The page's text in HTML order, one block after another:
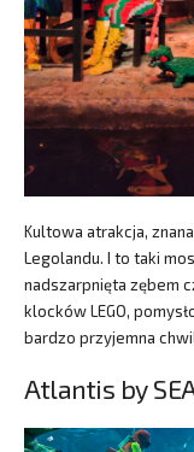
Kultowa atrakcja,
Legolandu. I to taki
nadszarpnięta zębem
klocków LEGO,
bardzo przyjemna
Atlantis by